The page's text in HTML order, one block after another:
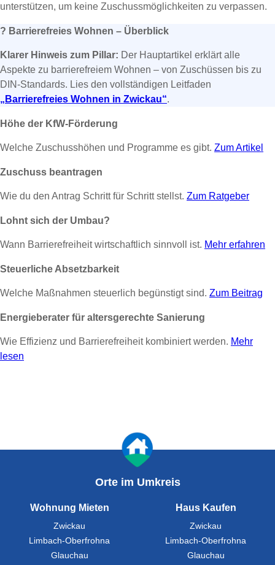
unterstützen, um keine Zuschussmöglichkeiten zu verpassen.
? Barrierefreies Wohnen – Überblick
Klarer Hinweis zum Pillar: Der Hauptartikel erklärt alle
Aspekte zu barrierefreiem Wohnen – von Zuschüssen bis zu
DIN-Standards. Lies den vollständigen Leitfaden
„Barrierefreies Wohnen in Zwickau“.
Höhe der KfW-Förderung
Welche Zuschusshöhen und Programme es gibt. Zum Artikel
Zuschuss beantragen
Wie du den Antrag Schritt für Schritt stellst. Zum Ratgeber
Lohnt sich der Umbau?
Wann Barrierefreiheit wirtschaftlich sinnvoll ist. Mehr erfahren
Steuerliche Absetzbarkeit
Welche Maßnahmen steuerlich begünstigt sind. Zum Beitrag
Energieberater für altersgerechte Sanierung
Wie Effizienz und Barrierefreiheit kombiniert werden. Mehr
lesen
Orte im Umkreis
Wohnung Mieten
Zwickau
Limbach-Oberfrohna
Glauchau
Haus Kaufen
Zwickau
Limbach-Oberfrohna
Glauchau